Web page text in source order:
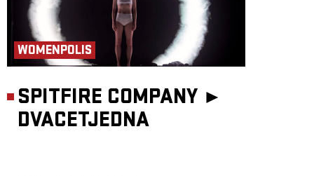
WOMENPOLIS
SPITFIRE COMPANY ►
DVACETJEDNA